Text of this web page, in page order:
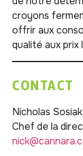
croyons
offrir aux
qualité aux prix
CONTACT
Nicholas
Chef de la